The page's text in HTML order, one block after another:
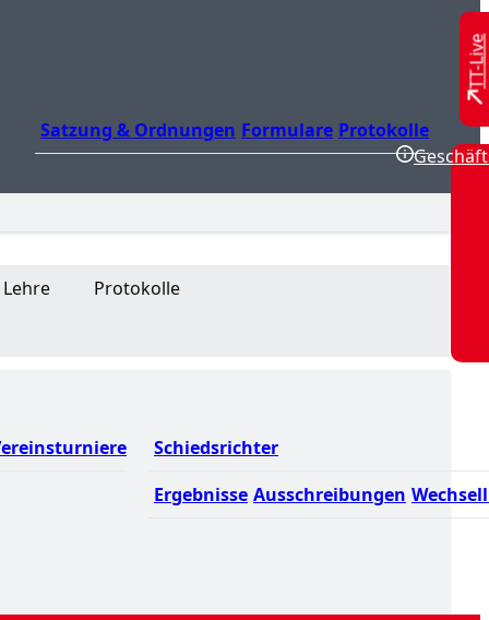
Satzung & Ordnungen Formulare Protokolle
Schiedsrichter
Ergebnisse Ausschreibungen
Lehre
Protokolle
TT-Live